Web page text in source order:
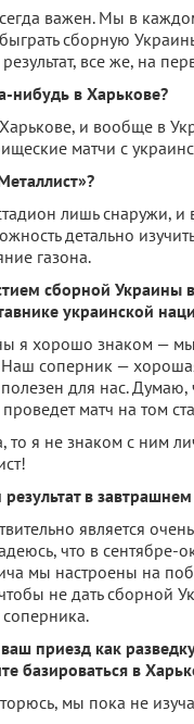
важен. Мы в
сборную
все же, на
нибудь в Харькове?
и вообще в
матчи с
лишь снаружи,
детально
газона.
сборной
украинской
я хорошо знаком — мы
соперник —
для нас.
матч на том
то я не знаком с ним
в
является
что в
мы настроены на
не дать сборной
приезд как
базироваться в
мы пока не